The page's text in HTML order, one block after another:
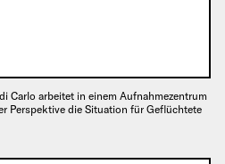
Carlo arbeitet in einem Aufnahmezentrum
Perspektive die Situation für Geflüchtete